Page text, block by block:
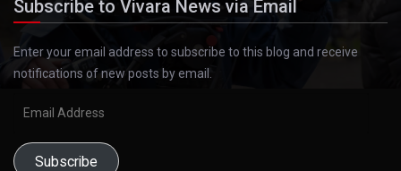
Subscribe to Vivara News via Email
Enter your email address to subscribe to this blog and receive
notifications of new posts by email.
Subscribe